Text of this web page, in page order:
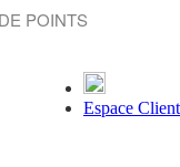
POINTS
Espace Client